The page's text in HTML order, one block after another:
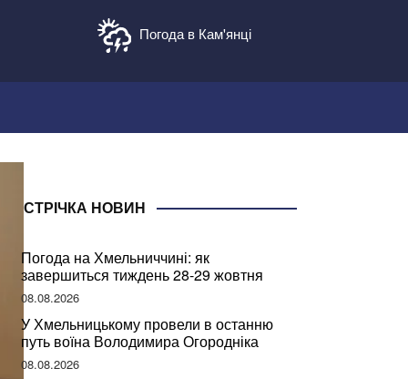
Погода в Кам'янці
СТРІЧКА НОВИН
Погода на Хмельниччині: як
завершиться тиждень 28-29 жовтня
08.08.2026
У Хмельницькому провели в останню
путь воїна Володимира Огородніка
08.08.2026